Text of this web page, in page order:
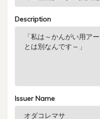
Description
Issuer Name